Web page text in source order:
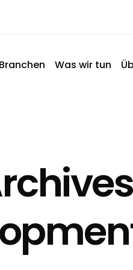
Branchen Was wir tun